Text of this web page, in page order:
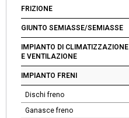
FRIZIONE
GIUNTO SEMIASSE/SEMIASSE
IMPIANTO DI CLIMATIZZAZIONE
E VENTILAZIONE
IMPIANTO FRENI
Dischi freno
Ganasce freno